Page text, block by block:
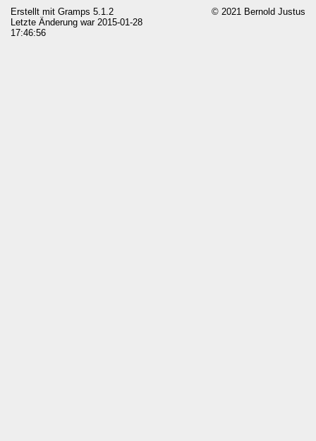
Erstellt mit Gramps 5.1.2
Letzte Änderung war 2015-01-28
17:46:56
© 2021 Bernold Justus